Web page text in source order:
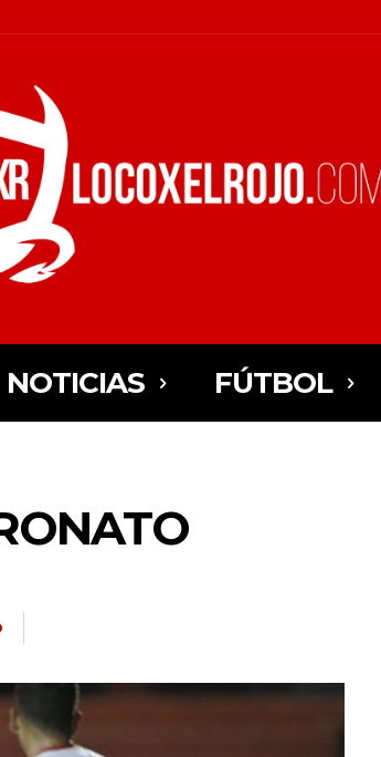
FÚTBOL